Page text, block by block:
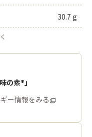
30.7 g
の素®」
ー情報をみる